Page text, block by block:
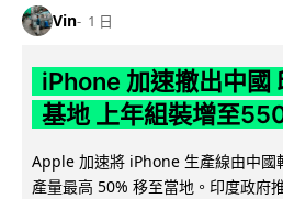
Vin 1 日
iPhone 加速撤出中國
基地 上年組裝增至
Apple 加速將 iPhone 生產線由中國
產量最高 50% 移至當地。印度政府